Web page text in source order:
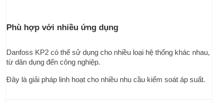
Phù hợp với nhiều ứng dụng
Danfoss KP2 có thể sử dụng cho nhiều loại hệ thống khác nhau,
từ dân dụng đến công nghiệp.
Đây là giải pháp linh hoạt cho nhiều nhu cầu kiểm soát áp suất.